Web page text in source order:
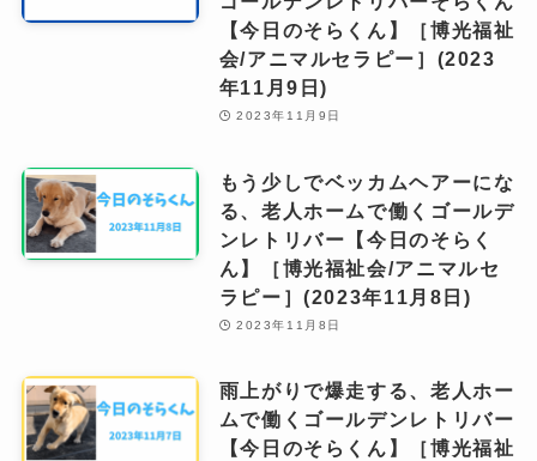
【今日のそらくん】［博光福祉
会/アニマルセラピー］(2023
年11月9日)
2023年11月9日
もう少しでベッカムヘアーにな
る、老人ホームで働くゴールデ
ンレトリバー【今日のそらく
ん】［博光福祉会/アニマルセ
ラピー］(2023年11月8日)
2023年11月8日
雨上がりで爆走する、老人ホー
ムで働くゴールデンレトリバー
【今日のそらくん】［博光福祉